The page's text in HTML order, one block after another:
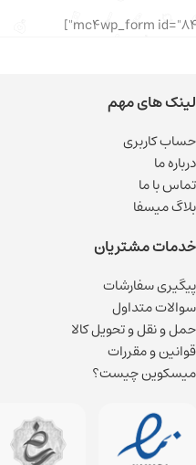
لینک های مهم
حساب کاربری
درباره ما
تماس با ما
بلاگ میسفا
خدمات مشتریان
پیگیری سفارشات
سوالات متداول
حمل و نقل و تحویل کالا
قوانین و مقررات
میسکوین چیست؟